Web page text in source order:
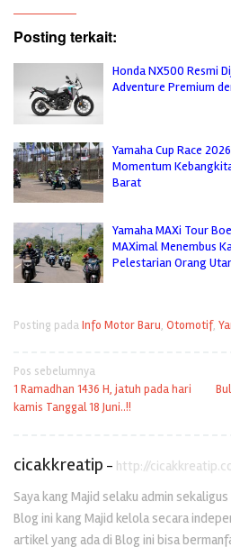
Posting terkait:
Honda NX500 Resmi
Adventure Premium
Yamaha Cup Race
Momentum
Barat
Yamaha MAXi Tour
MAXimal Menembus
Pelestarian Orang
Posting padaInfo Motor Baru, Otomotif,
Navigasi
pos
Pos sebelumnya
1 Ramadhan 1436 H, jatuh pada hari
kamis Tanggal 18 Juni..!!
cicakkreatip - http://
Saya kang Majid selaku admin
Blog ini kang Majid kelola secara
artikel yang ada di Blog ini bisa